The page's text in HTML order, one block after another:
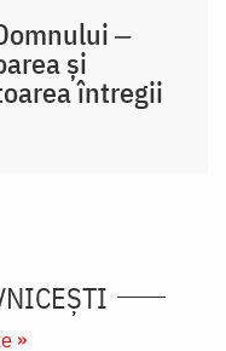
‒
și
întregii
»